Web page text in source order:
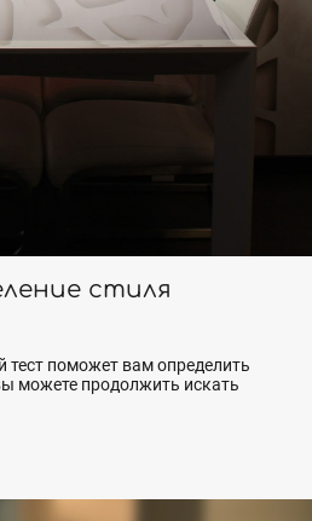
стиля
тест поможет вам определить
можете продолжить искать